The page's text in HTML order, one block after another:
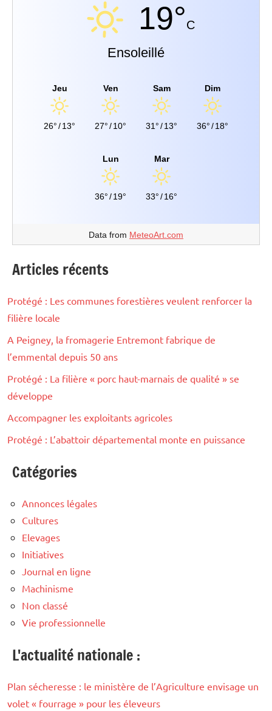
19°C
Ensoleillé
Jeu
26°/13°
Ven
27°/10°
Sam
31°/13°
Dim
36°/18°
Lun
36°/19°
Mar
33°/16°
Data from MeteoArt.com
Articles récents
Protégé : Les communes forestières veulent renforcer la
filière locale
A Peigney, la fromagerie Entremont fabrique de
l’emmental depuis 50 ans
Protégé : La filière « porc haut-marnais de qualité » se
développe
Accompagner les exploitants agricoles
Protégé : L’abattoir départemental monte en puissance
Catégories
Annonces légales
Cultures
Elevages
Initiatives
Journal en ligne
Machinisme
Non classé
Vie professionnelle
L'actualité nationale :
Plan sécheresse : le ministère de l’Agriculture envisage un
volet « fourrage » pour les éleveurs